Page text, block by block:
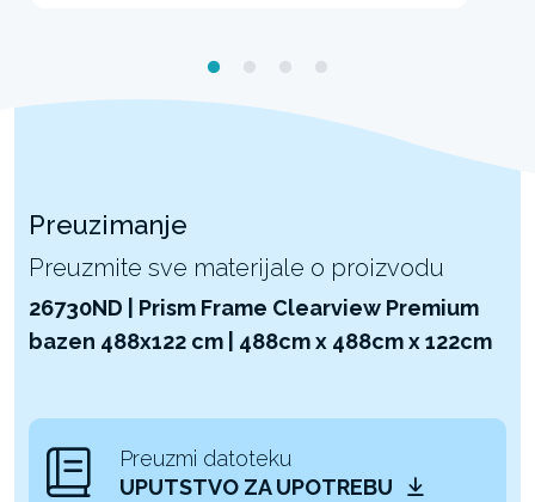
Preuzimanje
Preuzmite sve materijale o proizvodu
26730ND | Prism Frame Clearview Premium
bazen 488x122 cm | 488cm x 488cm x 122cm
Preuzmi datoteku
UPUTSTVO ZA UPOTREBU